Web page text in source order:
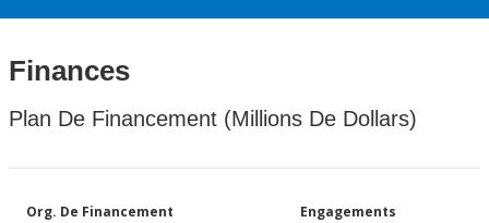
Finances
Plan De Financement (Millions De Dollars)
Org. De Financement Engagements